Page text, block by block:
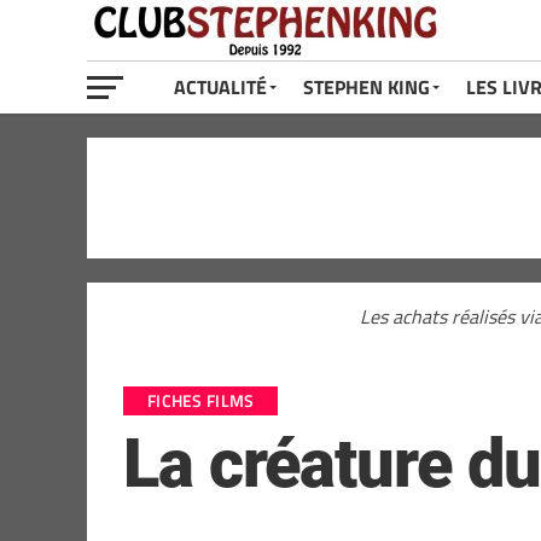
ACTUALITÉ STEPHEN KING LES
Les achats réalisés
FICHES FILMS
La créature